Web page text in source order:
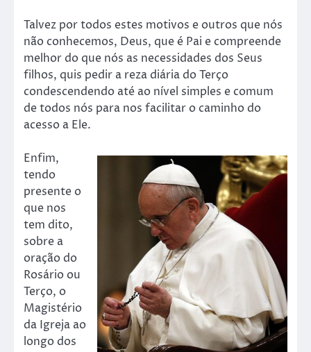
Talvez por todos estes motivos e outros que nós
não conhecemos, Deus, que é Pai e compreende
melhor do que nós as necessidades dos Seus
filhos, quis pedir a reza diária do Terço
condescendendo até ao nível simples e comum
de todos nós para nos facilitar o caminho do
acesso a Ele.
Enfim,
tendo
presente o
que nos
tem dito,
sobre a
oração do
Rosário ou
Terço, o
Magistério
da Igreja ao
longo dos